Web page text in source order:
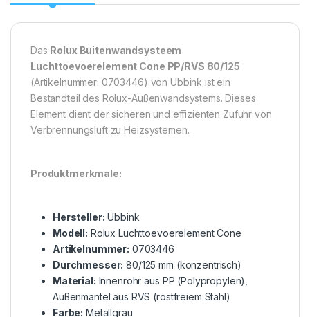
Das Rolux Buitenwandsysteem
Luchttoevoerelement Cone PP/RVS 80/125
(Artikelnummer: 0703446) von Ubbink ist ein
Bestandteil des Rolux-Außenwandsystems. Dieses
Element dient der sicheren und effizienten Zufuhr von
Verbrennungsluft zu Heizsystemen.
Produktmerkmale:
Hersteller: Ubbink
Modell: Rolux Luchttoevoerelement Cone
Artikelnummer: 0703446
Durchmesser: 80/125 mm (konzentrisch)
Material: Innenrohr aus PP (Polypropylen),
Außenmantel aus RVS (rostfreiem Stahl)
Farbe: Metallgrau